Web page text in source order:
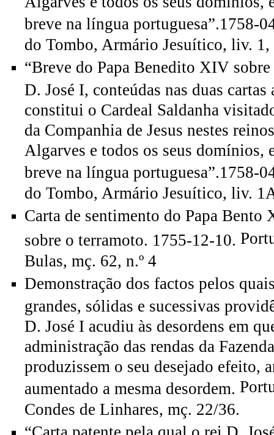
breve na língua portuguesa”.1758-
do Tombo, Armário Jesuítico, liv. 1,
“Breve do Papa Benedito XIV
D. José I, conteúdas nas duas
constitui o Cardeal Saldanha
da Companhia de Jesus nestes
Algarves e todos os seus domínios,
breve na língua portuguesa”.1758-
do Tombo, Armário Jesuítico, liv.
Carta de sentimento do Papa Bento
sobre o terramoto. 1755-12-10.
Bulas, mç. 62, n.º 4
Demonstração dos factos pelos
grandes, sólidas e sucessivas
D. José I acudiu às desordens em
administração das rendas da
produzissem o seu desejado efeito,
aumentado a mesma desordem.
Condes de Linhares, mç. 22/36.